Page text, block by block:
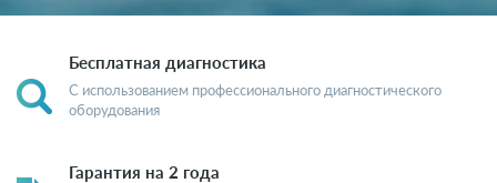
Бесплатная диагностика
С использованием профессионального диагностического
оборудования
Гарантия на 2 года